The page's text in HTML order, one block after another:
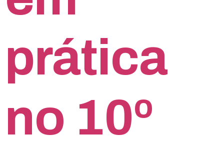
prática
no 10º